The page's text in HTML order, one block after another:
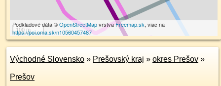
100 m
Podkladové dáta ©OpenStreetMapvrstvaFreemap.sk, viac na
https://poi.oma.sk/n10560457487
Východné Slovensko » Prešovský kraj » okres Prešov »
Prešov